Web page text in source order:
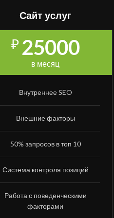
Сайт услуг
₽ 25000
в месяц
Внутреннее SEO
Внешние факторы
50% запросов в топ 10
Система контроля позиций
Работа с поведенческими
факторами